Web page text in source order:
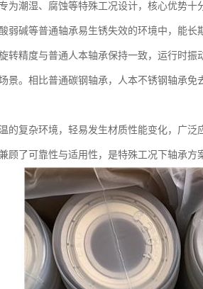
为潮湿、腐蚀等特殊工况设计，核心优势
弱碱等普通轴承易生锈失效的环境中，能长
转精度与普通人本轴承保持一致，运行时
景。相比普通碳钢轴承，人本不锈钢轴承
的复杂环境，轻易发生材质性能变化，广
顾了可靠性与适用性，是特殊工况下轴承方